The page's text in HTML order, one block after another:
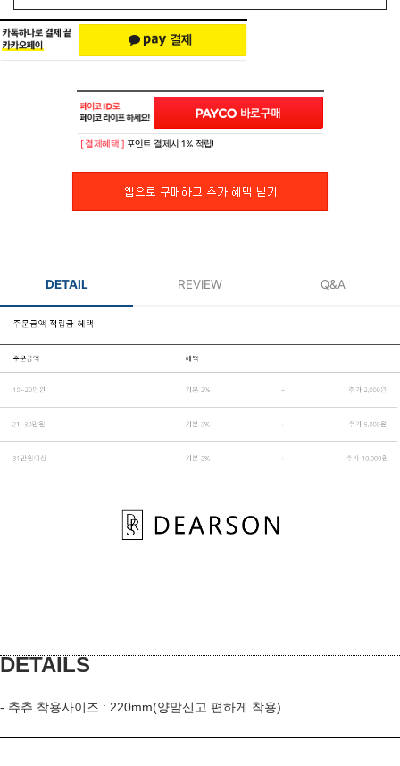
페이코 ID로 페
[ 결제혜택 ] 포인트 결제시 1% 적립!
DETAIL REVIEW Q&A
DETAILS
- 츄츄 착용사이즈 : 220mm(양말신고 편하게 착용)